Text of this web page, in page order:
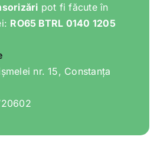
pot fi făcute în
RO65 BTRL 0140 1205
nr. 15, Constanța